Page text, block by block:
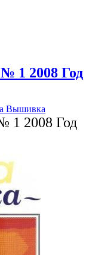
1 2008 Год
Вышивка
1 2008 Год